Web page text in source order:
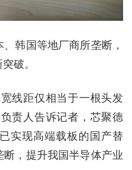
韩国等地厂商所垄断，
破。
线距仅相当于一根头发
责人告诉记者，芯聚德
实现高端载板的国产替
，提升我国半导体产业